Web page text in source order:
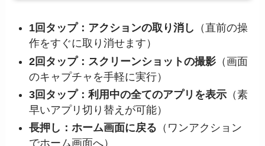
1回タップ：アクションの取り消し
（直前の操
作をすぐに取り消せます）
2回タップ：スクリーンショットの撮影 （画面
のキャプチャを手軽に実行）
3回タップ：利用中の全てのアプリを表示 （素
早いアプリ切り替えが可能）
長押し：ホーム画面に戻る （ワンアクション
でホーム画面へ）